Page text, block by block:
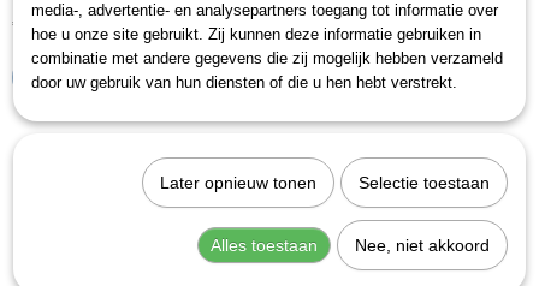
€ 162,27
IN WINKELWAGEN
media-, advertentie- en analysepartners toegang tot informatie over
hoe u onze site gebruikt. Zij kunnen deze informatie gebruiken in
combinatie met andere gegevens die zij mogelijk hebben verzameld
door uw gebruik van hun diensten of die u hen hebt verstrekt.
Later opnieuw tonen Selectie toestaan
Alles toestaan Nee, niet akkoord